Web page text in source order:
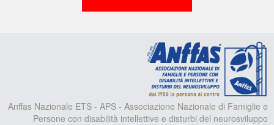
Anffas Nazionale ETS - APS - Associazione Nazionale di Famiglie e
Persone con disabilità intellettive e disturbi del neurosviluppo